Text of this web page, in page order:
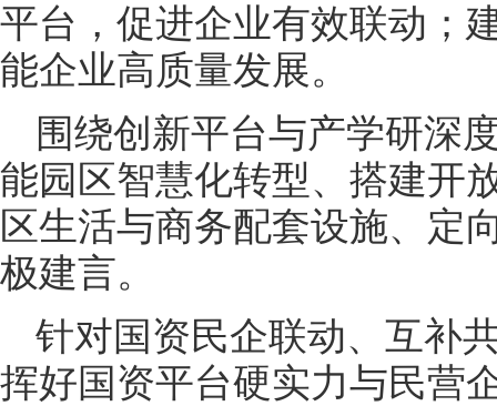
平台，促进企业有效联动；
能企业高质量发展。
围绕创新平台与产学研深
能园区智慧化转型、搭建开
区生活与商务配套设施、定
极建言。
针对国资民企联动、互补
挥好国资平台硬实力与民营